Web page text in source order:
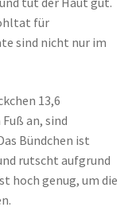
für
sind nicht nur im
13,6
an, sind
Bündchen ist
rutscht aufgrund
hoch genug, um die